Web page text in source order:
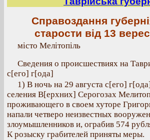
Справоздання
старости від 13
місто Мелітопіль
Сведения о происшествиях на
с[его] г[ода]
1) В ночь на 29 августа с[его]
селения В[ерхних] Серогозах
проживающего в своем хуторе
напали четверо неизвестных
злоумышленников и, ограбив 574
К розыску грабителей приняты меры.